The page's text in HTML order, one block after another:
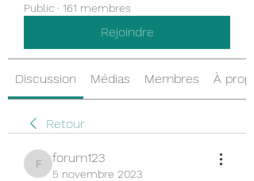
Public · 161 membres
Rejoindre
Discussion Médias Membres À
Retour
forum123
forum123
5 novembre 2023